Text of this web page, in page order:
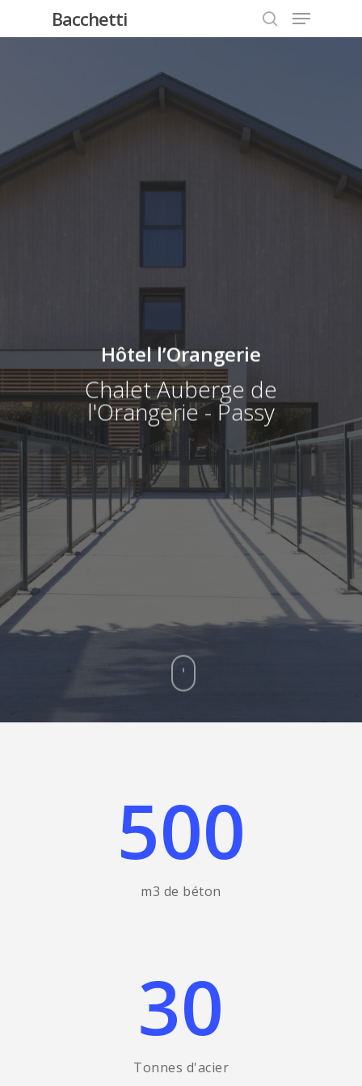
Hit enter to search or ESC to close
Bacchetti
Hôtel l’Orangerie
Chalet Auberge de
l'Orangerie - Passy
500
m3 de béton
30
Tonnes d'acier